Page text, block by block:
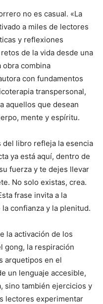
no es casual. «La
a miles de lectores
y reflexiones
de la vida desde una
obra combina
con fundamentos
transpersonal,
aquellos que desean
mente y espíritu.
del libro refleja la esencia
ya está aquí, dentro de
fuerza y te dejes llevar
No solo existas, crea.
frase invita a la
confianza y la plenitud.
la activación de los
gong, la respiración
arquetipos en el
un lenguaje accesible,
sino también ejercicios y
lectores experimentar